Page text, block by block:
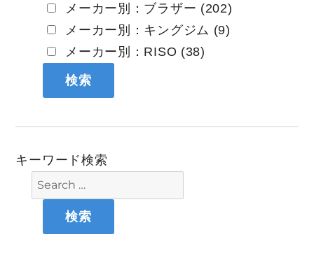
メーカー別：ブラザー (202)
メーカー別：キングジム (9)
メーカー別：RISO (38)
キーワード検索